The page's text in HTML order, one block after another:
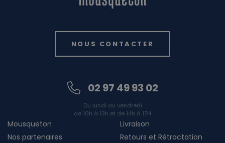
NOUS CONTACTER
02 97 49 93 02
Du lundi au vendredi
de 10h à 13h et de 14h à 17H
Mousqueton
Nos partenaires
Livraison
Retours et Rétractation